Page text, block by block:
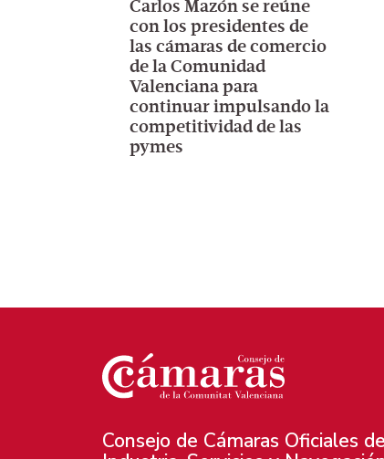
Carlos Mazón se reúne
con los presidentes de
las cámaras de
comercio de la
Comunidad Valenciana
para continuar
impulsando la
competitividad de las
Proyectos y Fondos UE - 09/03/2023